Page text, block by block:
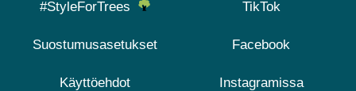
#StyleForTrees
Suostumusasetukset
Käyttöehdot
TikTok
Facebook
Instagramissa